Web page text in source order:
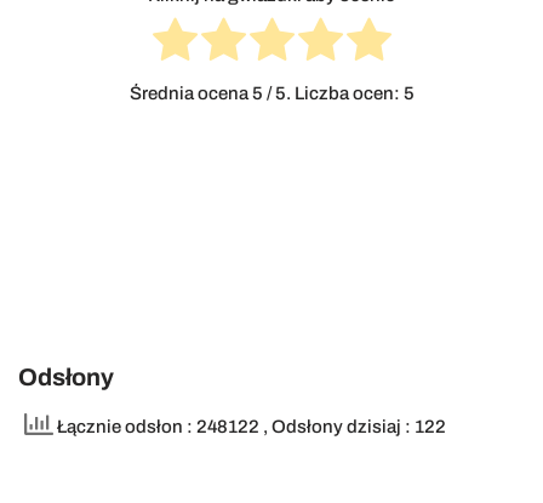
Średnia ocena5 / 5. Liczba ocen: 5
Odsłony
Łącznie odsłon : 248122 , Odsłony dzisiaj : 122